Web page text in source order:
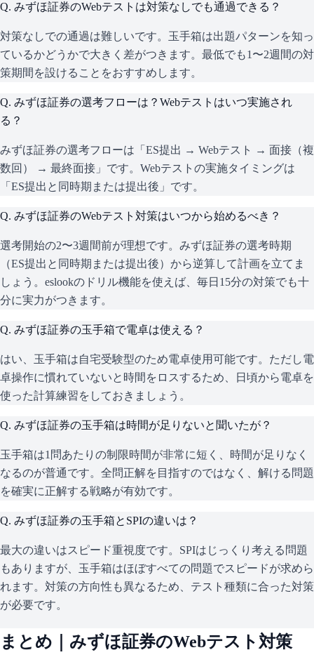
Q. みずほ証券のWebテストは対策なしでも通過できる？
対策なしでの通過は難しいです。玉手箱は出題パターンを知っ
ているかどうかで大きく差がつきます。最低でも1〜2週間の対
策期間を設けることをおすすめします。
Q. みずほ証券の選考フローは？Webテストはいつ実施され
る？
みずほ証券の選考フローは「ES提出 → Webテスト → 面接（複
数回） → 最終面接」です。Webテストの実施タイミングは
「ES提出と同時期または提出後」です。
Q. みずほ証券のWebテスト対策はいつから始めるべき？
選考開始の2〜3週間前が理想です。みずほ証券の選考時期
（ES提出と同時期または提出後）から逆算して計画を立てま
しょう。eslookのドリル機能を使えば、毎日15分の対策でも十
分に実力がつきます。
Q. みずほ証券の玉手箱で電卓は使える？
はい、玉手箱は自宅受験型のため電卓使用可能です。ただし電
卓操作に慣れていないと時間をロスするため、日頃から電卓を
使った計算練習をしておきましょう。
Q. みずほ証券の玉手箱は時間が足りないと聞いたが？
玉手箱は1問あたりの制限時間が非常に短く、時間が足りなく
なるのが普通です。全問正解を目指すのではなく、解ける問題
を確実に正解する戦略が有効です。
Q. みずほ証券の玉手箱とSPIの違いは？
最大の違いはスピード重視度です。SPIはじっくり考える問題
もありますが、玉手箱はほぼすべての問題でスピードが求めら
れます。対策の方向性も異なるため、テスト種類に合った対策
が必要です。
まとめ｜ みずほ証券のWebテスト対策